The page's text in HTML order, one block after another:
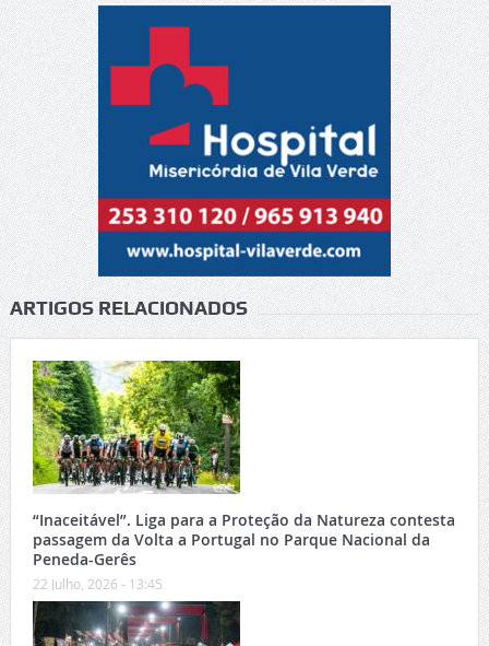
ARTIGOS RELACIONADOS
“Inaceitável”. Liga para a Proteção da Natureza contesta
passagem da Volta a Portugal no Parque Nacional da
Peneda-Gerês
22 Julho, 2026 - 13:45